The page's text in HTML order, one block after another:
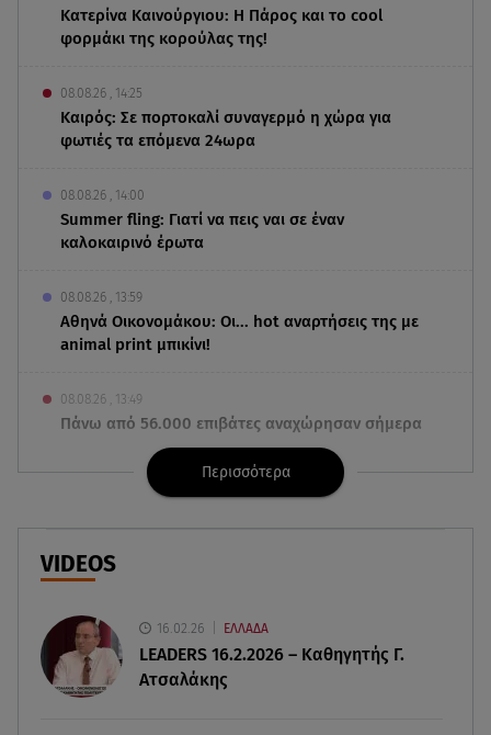
Κατερίνα Καινούργιου: Η Πάρος και το cool
φορμάκι της κορούλας της!
08.08.26 , 14:25
Καιρός: Σε πορτοκαλί συναγερμό η χώρα για
φωτιές τα επόμενα 24ωρα
08.08.26 , 14:00
Summer fling: Γιατί να πεις ναι σε έναν
καλοκαιρινό έρωτα
08.08.26 , 13:59
Αθηνά Οικονομάκου: Οι... hot αναρτήσεις της με
animal print μπικίνι!
08.08.26 , 13:49
Πάνω από 56.000 επιβάτες αναχώρησαν σήμερα
από τα λιμάνια της Αττικής
Θρίλερ στον Λυκαβηττό: Βρέθηκε σορός σε
ΑΜΜΟΣ - Η πρώτη ανάγνωση (αναλόγιο) στο
θέατρο Άβατον
Περισσότερα
VIDEOS
16.02.26 ΕΛΛΑΔΑ
LEADERS 16.2.2026 – Καθηγητής Γ.
Ατσαλάκης